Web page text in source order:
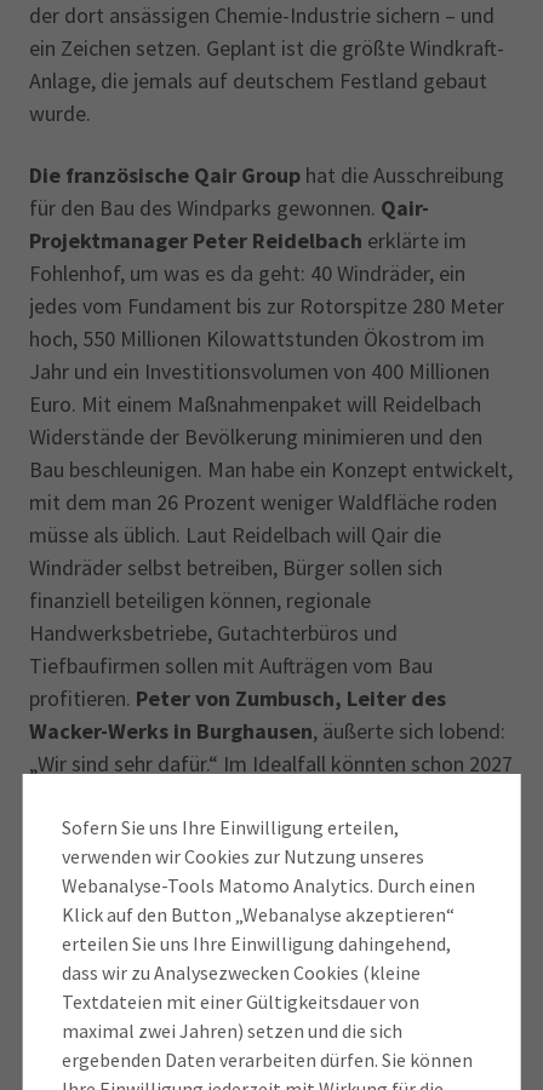
Sofern Sie uns Ihre Einwilligung erteilen,
verwenden wir Cookies zur Nutzung unseres
Webanalyse-Tools Matomo Analytics. Durch einen
Klick auf den Button „Webanalyse akzeptieren“
erteilen Sie uns Ihre Einwilligung dahingehend,
dass wir zu Analysezwecken Cookies (kleine
Textdateien mit einer Gültigkeitsdauer von
maximal zwei Jahren) setzen und die sich
ergebenden Daten verarbeiten dürfen. Sie können
der dort ansässigen Chemie-Industrie sichern – und
ein Zeichen setzen. Geplant ist die größte Windkraft-
Anlage, die jemals auf deutschem Festland gebaut
wurde.
Die französische Qair Group hat die Ausschreibung
für den Bau des Windparks gewonnen. Qair-
Projektmanager Peter Reidelbach erklärte im
Fohlenhof, um was es da geht: 40 Windräder, ein
jedes vom Fundament bis zur Rotorspitze 280 Meter
hoch, 550 Millionen Kilowattstunden Ökostrom im
Jahr und ein Investitionsvolumen von 400 Millionen
Euro. Mit einem Maßnahmenpaket will Reidelbach
Widerstände der Bevölkerung minimieren und den
Bau beschleunigen. Man habe ein Konzept entwickelt,
mit dem man 26 Prozent weniger Waldfläche roden
müsse als üblich. Laut Reidelbach will Qair die
Windräder selbst betreiben, Bürger sollen sich
finanziell beteiligen können, regionale
Handwerksbetriebe, Gutachterbüros und
Tiefbaufirmen sollen mit Aufträgen vom Bau
profitieren. Peter von Zumbusch, Leiter des
Wacker-Werks in Burghausen, äußerte sich lobend:
„Wir sind sehr dafür.“ Im Idealfall könnten schon 2027
meldeten Zweifel an. DieAusschuss-Vorsitzende
Ingrid Obermeier-Oslsagte, sie hoffe, Reidelbach
finde genügend Fachkräfte, um die Windräder in
Betrieb zu nehmen.Milchwerke-Chef Herrmann
Jägerverwies auf zu viele Wintertage mit
Inversionswetterlage und Windstille. „Ich halte das
Projekt für sinnlos“, meinte Jäger.
IHK-Standortumfrage: Unternehmen
bewerten Oberbayern mit „gut“